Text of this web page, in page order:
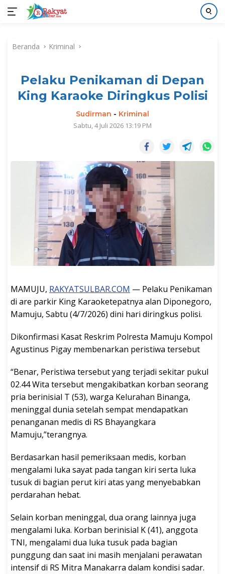
kontenBeranda Kriminal
Pelaku Penikaman di Depan
King Karaoke Diringkus Polisi
Sudirman - Kriminal
Sabtu, 4 Juli 2026 13:19 PM
MAMUJU, RAKYATSULBAR.COM — Pelaku Penikaman
di are parkir King Karaoketepatnya alan Diponegoro,
Mamuju, Sabtu (4/7/2026) dini hari diringkus polisi.
Dikonfirmasi Kasat Reskrim Polresta Mamuju Kompol
Agustinus Pigay membenarkan peristiwa tersebut
“Benar, Peristiwa tersebut yang terjadi sekitar pukul
02.44 Wita tersebut mengakibatkan korban seorang
pria berinisial T (53), warga Kelurahan Binanga,
meninggal dunia setelah sempat mendapatkan
penanganan medis di RS Bhayangkara
Mamuju,”terangnya.
Berdasarkan hasil pemeriksaan medis, korban
mengalami luka sayat pada tangan kiri serta luka
tusuk di bagian perut kiri atas yang menyebabkan
perdarahan hebat.
Selain korban meninggal, dua orang lainnya juga
mengalami luka. Korban berinisial K (41), anggota
TNI, mengalami dua luka tusuk pada bagian
punggung dan saat ini masih menjalani perawatan
intensif di RS Mitra Manakarra dalam kondisi sadar.